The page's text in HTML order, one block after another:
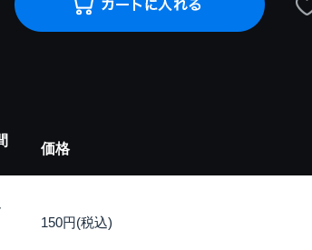
価格
150円(税込)